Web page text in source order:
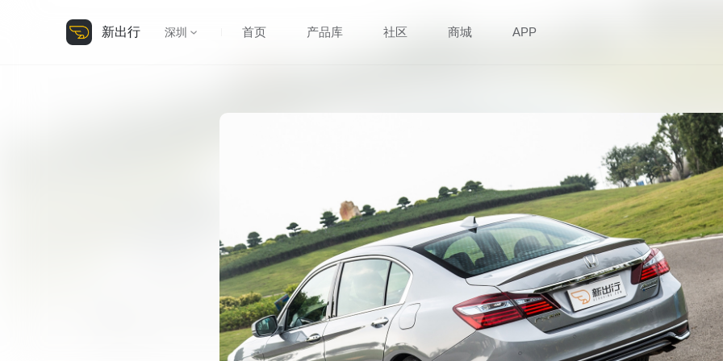
新出行 深圳 首页 产品库 社区 商城 APP